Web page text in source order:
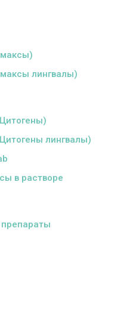
лингвалы)
лингвалы)
в растворе